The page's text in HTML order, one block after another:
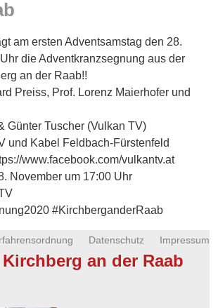
am ersten Adventsamstag den 28.
die Adventkranzsegnung aus der
an der Raab!!
Preiss, Prof. Lorenz Maierhofer und
Günter Tuscher (Vulkan TV)
und Kabel Feldbach-Fürstenfeld
www.facebook.com/vulkantv.at
November um 17:00 Uhr
#KirchberganderRaab
Impressum
Datenschutz
Kirchberg an der Raab